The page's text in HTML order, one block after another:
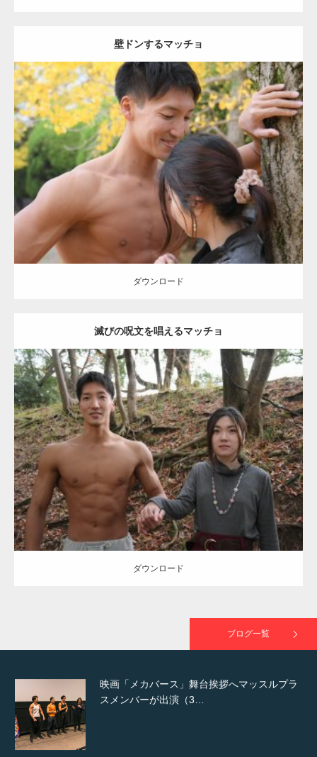
壁ドンするマッチョ
Update: 2021.07.8
Category:公園のマッチョ その他 AKIHITO(細マッチョ) 大胸筋 肩 腹
筋
ダウンロード
滅びの呪文を唱えるマッチョ
Update:2021.07.8
Category:公園のマッチョ その他 AKIHITO(細マッチョ) 大胸筋 腹筋
ダウンロード
ダウンロード
ブログ一覧
【YouTube】マッチョフリー素材メンバーが
ギネス世界記録…
【TV】TBS番組「ひるおび」にてマッスルプ
ラスが紹介されま…
TOKYO FMラジオ番組「ONE MORNING」
で紹介さ…
NHK「所さん！事件ですよ」に取材されまし
た（6/8放送）
映画「メカバース」舞台挨拶へマッスルプラ
スメンバーが出演（3…